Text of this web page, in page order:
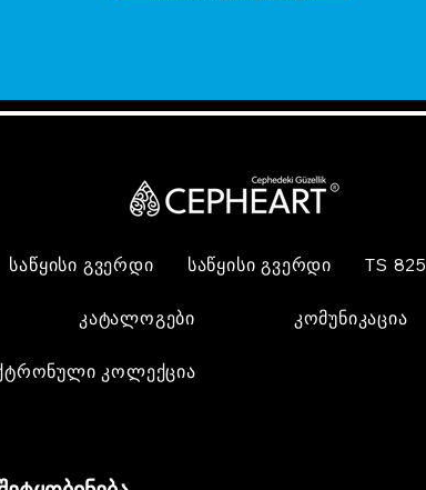
საწყისი გვერდი საწყისი გვერდი TS 825
კატალოგები კომუნიკაცია
კოლექცია